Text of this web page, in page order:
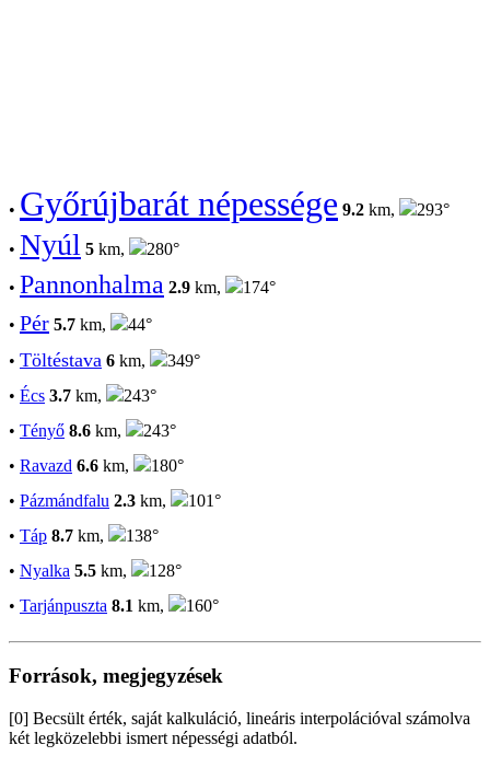
• Győrújbarát népessége 9.2 km, 293°
• Nyúl 5 km, 280°
• Pannonhalma 2.9 km,
174°
• Pér 5.7 km,
44°
• Töltéstava 6 km,
349°
• Écs 3.7 km,
243°
• Tényő 8.6 km,
243°
• Ravazd 6.6 km,
180°
• Pázmándfalu 2.3 km,
101°
• Táp 8.7 km,
138°
• Nyalka 5.5 km,
128°
• Tarjánpuszta 8.1 km, 160°
Források, megjegyzések
[0] Becsült érték, saját kalkuláció, lineáris interpolációval számolva
két legközelebbi ismert népességi adatból.